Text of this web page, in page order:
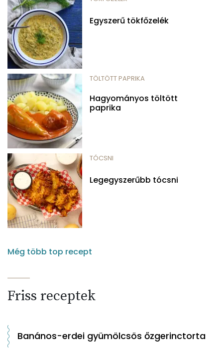
Egyszerű tökfőzelék
TÖLTÖTT PAPRIKA
Hagyományos töltött
paprika
TÓCSNI
Legegyszerűbb tócsni
Még több top recept
Friss receptek
Banános-erdei gyümölcsös őzgerinctorta